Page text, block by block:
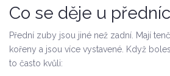
Co se děje u
Přední zuby jsou jiné než zadní. Mají
kořeny a jsou více vystavené. Když
to často kvůli: